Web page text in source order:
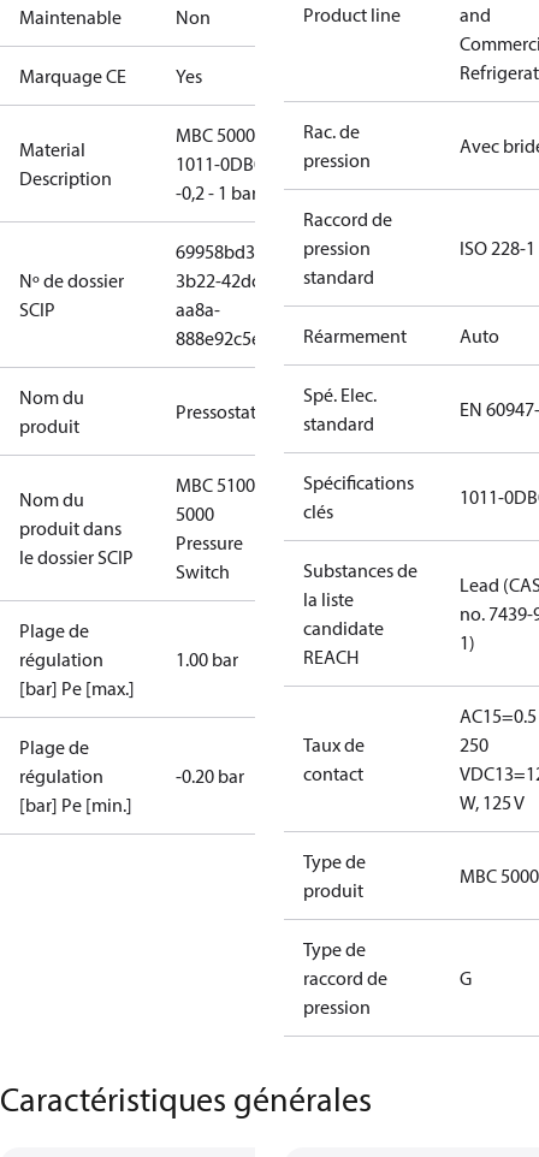
Maintenable Non
Marquage CE Yes
Material
Description
MBC 5000-
1011-0DB04/
-0,2 - 1 bar Pe
Nº de dossier
SCIP
69958bd3-
3b22-42dc-
aa8a-
888e92c5e7e8
Nom du
produit
Pressostat
Nom du
produit dans
le dossier SCIP
MBC 5100
5000
Pressure
Switch
Plage de
régulation
[bar] Pe [max.]
1.00 bar
Plage de
régulation
[bar] Pe [min.]
-0.20 bar
Product line
and
Rac. de
pression
Avec
Raccord de
pression
standard
ISO 228-1
Réarmement Auto
Spé. Elec.
standard
EN
Spécifications
clés
1011-
Substances de
la liste
candidate
REACH
Lead
no. 7439-
1)
Taux de
contact
250
V
W, 125 V
Type de
produit
MBC 5000
Type de
raccord de
pression
G
Caractéristiques générales